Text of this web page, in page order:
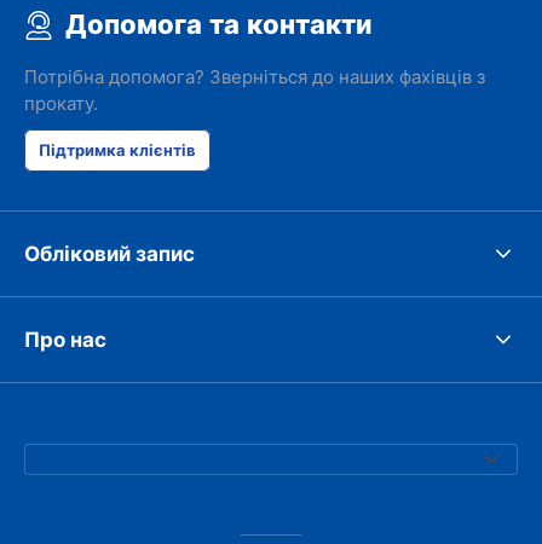
Допомога та контакти
Потрібна допомога? Зверніться до наших фахівців з
прокату.
Підтримка клієнтів
Обліковий запис
Про нас